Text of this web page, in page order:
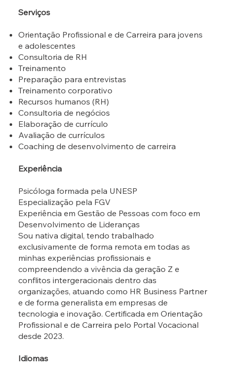
Serviços
Orientação Profissional e de Carreira para jovens
e adolescentes
Consultoria de RH
Treinamento
Preparação para entrevistas
Treinamento corporativo
Recursos humanos (RH)
Consultoria de negócios
Elaboração de currículo
Avaliação de currículos
Coaching de desenvolvimento de carreira
Experiência
Psicóloga formada pela UNESP
Especialização pela FGV
Experiência em Gestão de Pessoas com foco em
Desenvolvimento de Lideranças
Sou nativa digital, tendo trabalhado
exclusivamente de forma remota em todas as
minhas experiências profissionais e
compreendendo a vivência da geração Z e
conflitos intergeracionais dentro das
organizações, atuando como HR Business Partner
e de forma generalista em empresas de
tecnologia e inovação. Certificada em Orientação
Profissional e de Carreira pelo Portal Vocacional
desde 2023.
Idiomas